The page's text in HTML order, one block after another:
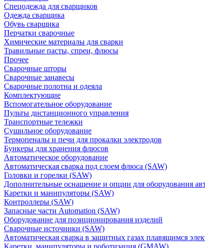
Спецодежда для сварщиков
Одежда сварщика
Обувь сварщика
Перчатки сварочные
Химические материалы для сварки
Травильные пасты, спреи, флюсы
Прочее
Сварочные шторы
Сварочные занавесы
Сварочные полотна и одеяла
Комплектующие
Вспомогательное оборудование
Пульты дистанционного управления
Транспортные тележки
Сушильное оборудование
Термопеналы и печи для прокалки электродов
Бункеры для хранения флюсов
Автоматическое оборудование
Автоматическая сварка под слоем флюса (SAW)
Головки и горелки (SAW)
Дополнительные оснащение и опции для оборудования
Каретки и манипуляторы (SAW)
Контроллеры (SAW)
Запасные части Automation (SAW)
Оборудование для позиционирования изделий
Сварочные источники (SAW)
Автоматическая сварка в защитных газах плавящимся
Каретки, манипуляторы и роботизация (GMAW)